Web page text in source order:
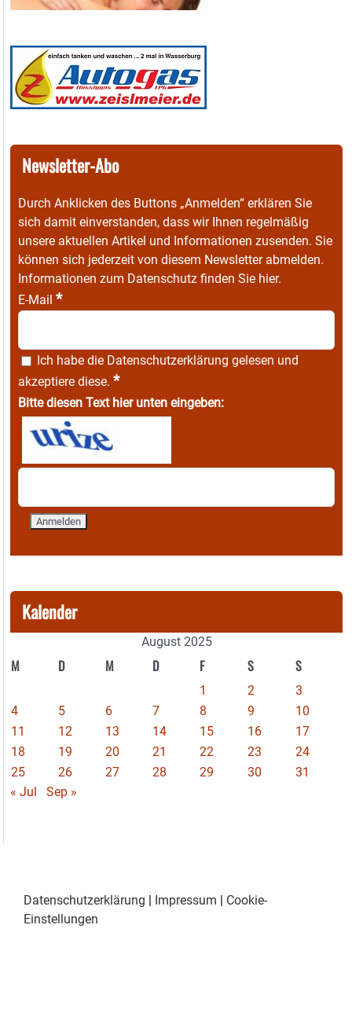
Newsletter-Abo
Durch Anklicken des Buttons „Anmelden“ erklären Sie
sich damit einverstanden, dass wir Ihnen regelmäßig
unsere aktuellen Artikel und Informationen zusenden. Sie
können sich jederzeit von diesem Newsletter abmelden.
Informationen zum Datenschutz finden Sie hier.
E-Mail *
Ich habe die Datenschutzerklärung gelesen und
akzeptiere diese. *
Bitte diesen Text hier unten eingeben:
Kalender
August 2025
M D M D F S S
1 2
3
4
5 6 7 8 9
10
11
12 13 14 15 16
17
18
19 20 21 22 23
24
25
26 27 28 29 30
31
« Jul
Sep »
Datenschutzerklärung | Impressum | Cookie-
Einstellungen